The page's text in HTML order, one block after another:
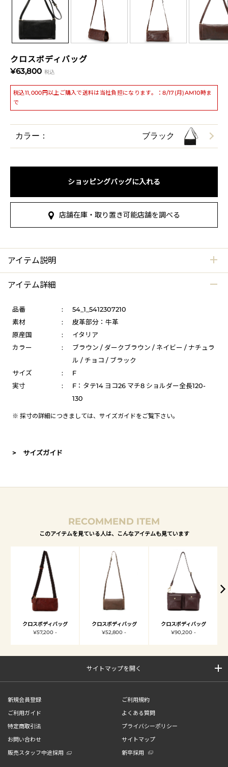
クロスボディバッグ
¥63,800 税込
税込11,000円以上ご購入で送料は当社負担になります。：8/17(月)AM10時ま
で
カラー： ブラック
ショッピングバッグに入れる
店舗在庫・取り置き可能店舗を調べる
アイテム説明
アイテム詳細
品番 :
54_1_5412307210
素材
:
皮革部分：牛革
原産国
:
イタリア
カラー
:
ブラウン / ダークブラウン / ネイビー / ナチュラ
ル / チョコ / ブラック
サイズ
:
F
実寸
:
F：タテ14 ヨコ26 マチ8 ショルダー全長120-
130
※ 採寸の詳細につきましては、 サイズガイドをご覧下さい。
> サイズガイド
RECOMMEND ITEM
このアイテムを見ている人は、こんなアイテムも見ています
クロスボディバッグ
¥57,200 -
クロスボディバッグ
¥52,800 -
クロスボディバッグ
¥90,200 -
サイトマップを開く
新規会員登録
ご利用規約
ご利用ガイド
よくある質問
特定商取引法
プライバシーポリシー
お問い合わせ
サイトマップ
販売スタッフ中途採用
新卒採用